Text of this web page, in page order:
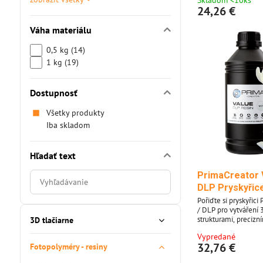
24,26 €
PrimaCreator
DLP
Pořiďte si pryskyřici
/ DLP pro vytváření
strukturami,
povrchy. Tuto
UV LED a DLP 3D
vlnových délek 395
Vlastnosti
Vypredané
32,76 €
Váha materiálu
0,5 kg (14)
1 kg (19)
Dostupnosť
Všetky produkty
Iba skladom
Hľadať text
Prehľadať
výsledky
filtra
fulltextom
3D tlačiarne
Fotopolyméry - resiny